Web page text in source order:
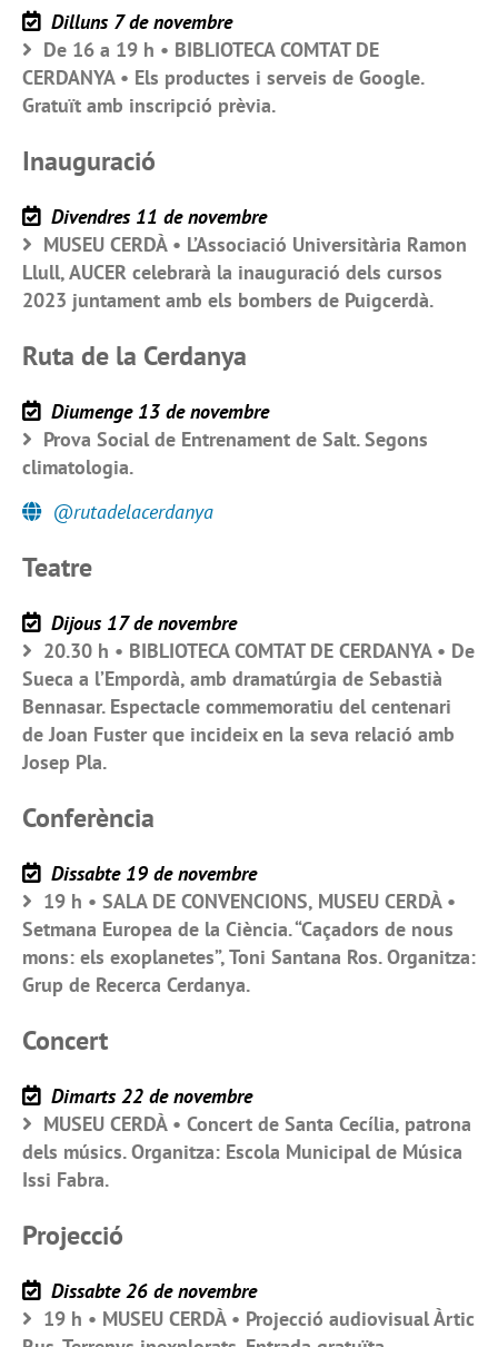
Dilluns 7 de novembre
De 16 a 19 h • BIBLIOTECA COMTAT DE
CERDANYA • Els productes i serveis de Google.
Gratuït amb inscripció prèvia.
Inauguració
Divendres 11 de novembre
MUSEU CERDÀ • L’Associació Universitària Ramon
Llull, AUCER celebrarà la inauguració dels cursos
2023 juntament amb els bombers de Puigcerdà.
Ruta de la Cerdanya
Diumenge 13 de novembre
Prova Social de Entrenament de Salt. Segons
climatologia.
@rutadelacerdanya
Teatre
Dijous 17 de novembre
20.30 h • BIBLIOTECA COMTAT DE CERDANYA • De
Sueca a l’Empordà, amb dramatúrgia de Sebastià
Bennasar. Espectacle commemoratiu del centenari
de Joan Fuster que incideix en la seva relació amb
Josep Pla.
Conferència
Dissabte 19 de novembre
19 h • SALA DE CONVENCIONS, MUSEU CERDÀ •
Setmana Europea de la Ciència. “Caçadors de nous
mons: els exoplanetes”, Toni Santana Ros. Organitza:
Grup de Recerca Cerdanya.
Concert
Dimarts 22 de novembre
MUSEU CERDÀ • Concert de Santa Cecília, patrona
dels músics. Organitza: Escola Municipal de Música
Issi Fabra.
Projecció
Dissabte 26 de novembre
19 h • MUSEU CERDÀ • Projecció audiovisual Àrtic